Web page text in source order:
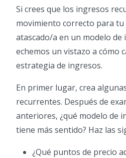
Si crees que los ingresos
movimiento correcto para tu
atascado/a en un modelo de
echemos un vistazo a cómo
estrategia de ingresos.
En primer lugar, crea
recurrentes. Después de
anteriores, ¿qué modelo de
tiene más sentido? Haz las
¿Qué puntos de precio